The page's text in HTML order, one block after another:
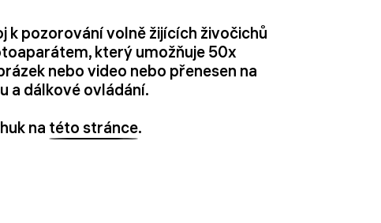
pozorování volně žijících živočichů
který umožňuje 50x
nebo video nebo přenesen na
a dálkové ovládání.
na této stránce.